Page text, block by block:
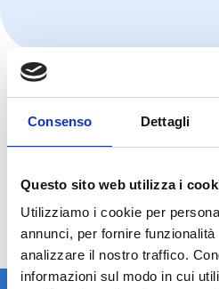
Consenso Dettagli
Questo sito web utilizza i
Utilizziamo i cookie per
annunci, per fornire
analizzare il nostro traffico.
informazioni sul modo in cui